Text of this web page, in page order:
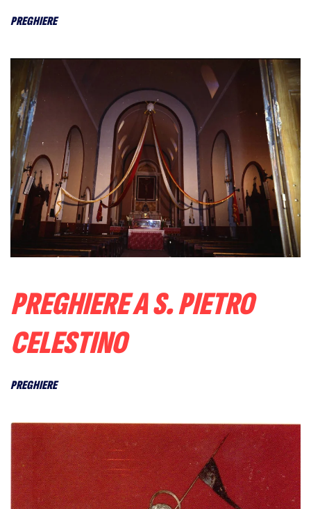
PREGHIERE
PREGHIERE A S. PIETRO
CELESTINO
PREGHIERE